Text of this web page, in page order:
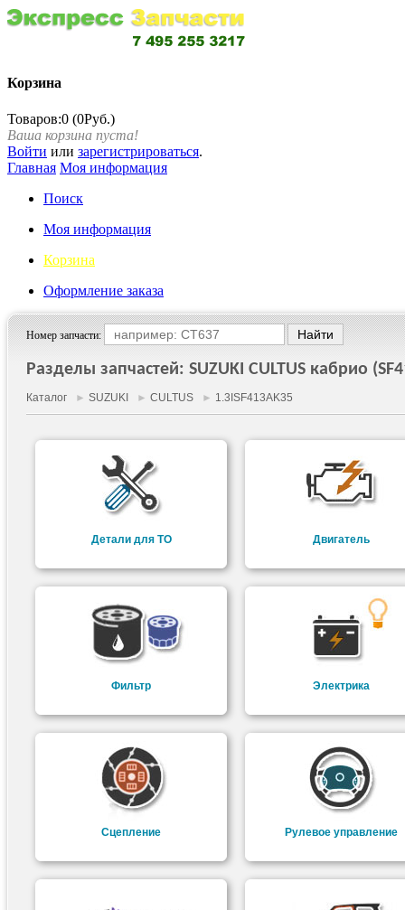
Корзина
Товаров:0 (0Руб.)
Ваша корзина пуста!
Войти или зарегистрироваться.
Главная Моя информация
Поиск
Моя информация
Корзина
Оформление заказа
Номер запчасти:
Разделы запчастей: SUZUKI CULTUS кабрио
Каталог ► SUZUKI ► CULTUS ► 1.3ISF413AK35
Детали для ТО Двигатель
Фильтр Электрика
Сцепление Рулевое управление